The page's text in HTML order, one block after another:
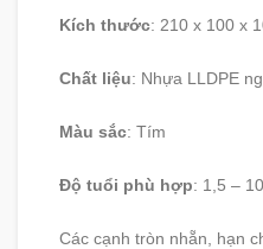
Kích thước: 210 x 100 x
Chất liệu: Nhựa LLDPE
Màu sắc: Tím
Độ tuổi phù hợp: 1,5 –
Các cạnh tròn nhẵn, hạn